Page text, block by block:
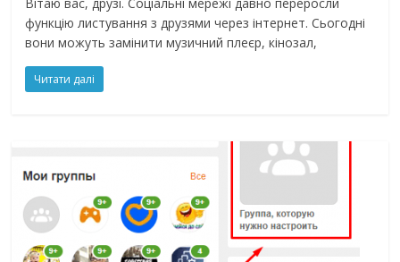
функцію листування з друзями через інтернет. Сьогодні
вони можуть замінити музичний плеєр, кінозал,
Читати далі